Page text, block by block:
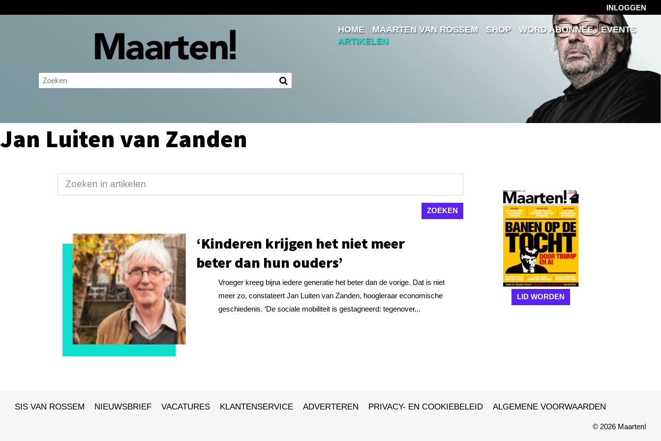
INLOGGEN
Inloggen
Ingelogd blijven
HOME MAARTEN VAN ROSSEM SHOP WORD ABONNEE
EVENTS
ARTIKELEN
Jan Luiten van Zanden
‘Kinderen krijgen het niet meer
beter dan hun ouders’
Vroeger kreeg bijna iedere generatie het beter dan de vorige. Dat is niet
meer zo, constateert Jan Luiten van Zanden, hoogleraar economische
geschiedenis. ‘De sociale mobiliteit is gestagneerd: tegenover...
LID WORDEN
SIS VAN ROSSEM NIEUWSBRIEF VACATURES KLANTENSERVICE ADVERTEREN PRIVACY- EN COOKIEBELEID ALGEMENE VOORWAARDEN
© 2026 Maarten!